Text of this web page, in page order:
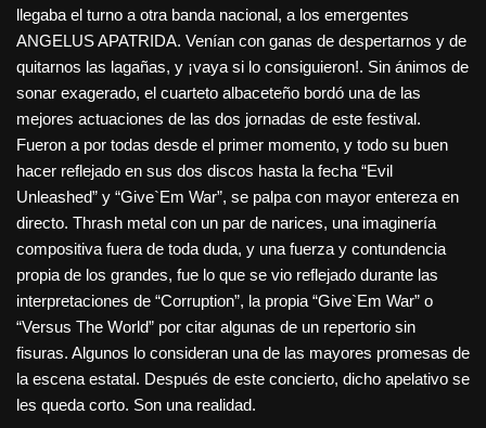
llegaba el turno a otra banda nacional, a los emergentes
ANGELUS APATRIDA. Venían con ganas de despertarnos y de
quitarnos las lagañas, y ¡vaya si lo consiguieron!. Sin ánimos de
sonar exagerado, el cuarteto albaceteño bordó una de las
mejores actuaciones de las dos jornadas de este festival.
Fueron a por todas desde el primer momento, y todo su buen
hacer reflejado en sus dos discos hasta la fecha “Evil
Unleashed” y “Give`Em War”, se palpa con mayor entereza en
directo. Thrash metal con un par de narices, una imaginería
compositiva fuera de toda duda, y una fuerza y contundencia
propia de los grandes, fue lo que se vio reflejado durante las
interpretaciones de “Corruption”, la propia “Give`Em War” o
“Versus The World” por citar algunas de un repertorio sin
fisuras. Algunos lo consideran una de las mayores promesas de
la escena estatal. Después de este concierto, dicho apelativo se
les queda corto. Son una realidad.